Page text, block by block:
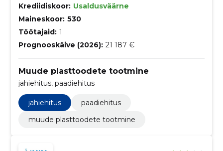
Krediidiskoor: Usaldusväärne
Maineskoor: 530
Töötajaid: 1
Prognooskäive (2026): 21 187 €
Muude plasttoodete tootmine
jahiehitus, paadiehitus
jahiehitus
paadiehitus
muude plasttoodete tootmine